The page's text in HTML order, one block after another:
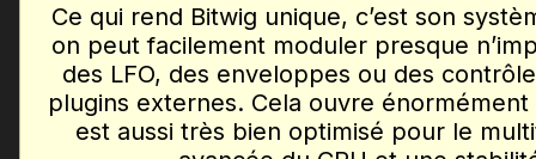
Ce qui rend Bitwig unique, c’est son
on peut facilement moduler presque
des LFO, des enveloppes ou des
plugins externes. Cela ouvre
est aussi très bien optimisé pour le